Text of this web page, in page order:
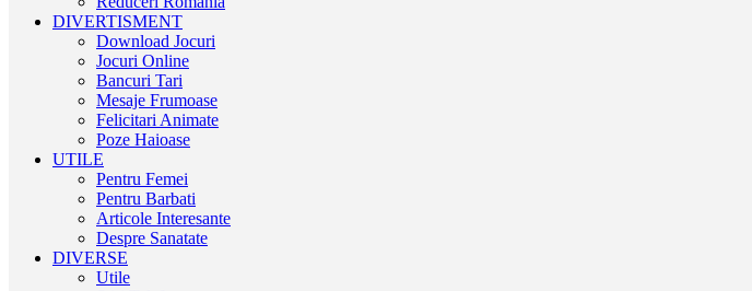
DIVERTISMENT
Download Jocuri
Jocuri Online
Bancuri Tari
Mesaje Frumoase
Felicitari Animate
Poze Haioase
UTILE
Pentru Femei
Pentru Barbati
Articole Interesante
Despre Sanatate
DIVERSE
Utile